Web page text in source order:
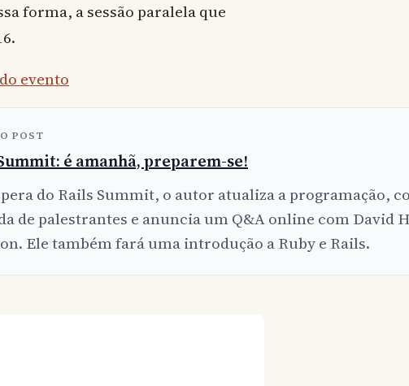
forma, a sessão paralela que
evento
POST
é amanhã, preparem-se!
do Rails Summit, o autor atualiza a programação,
de palestrantes e anuncia um Q&A online com David
Ele também fará uma introdução a Ruby e Rails.